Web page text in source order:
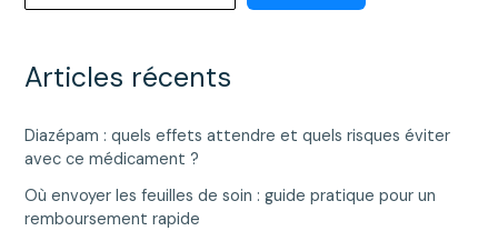
Articles récents
Diazépam : quels effets attendre et quels risques éviter
avec ce médicament ?
Où envoyer les feuilles de soin : guide pratique pour un
remboursement rapide